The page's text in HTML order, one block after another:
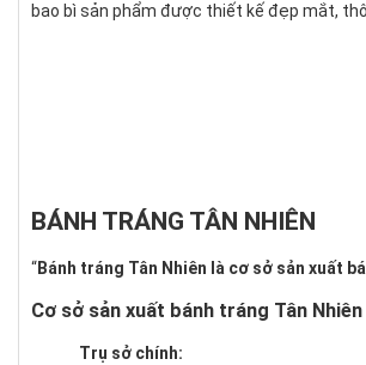
bao bì sản phẩm được thiết kế đẹp mắt,
BÁNH TRÁNG TÂN NHIÊN
“Bánh tráng Tân Nhiên là cơ sở sản xuất
Cơ sở sản xuất bánh tráng Tân Nhiên
Trụ sở chính: